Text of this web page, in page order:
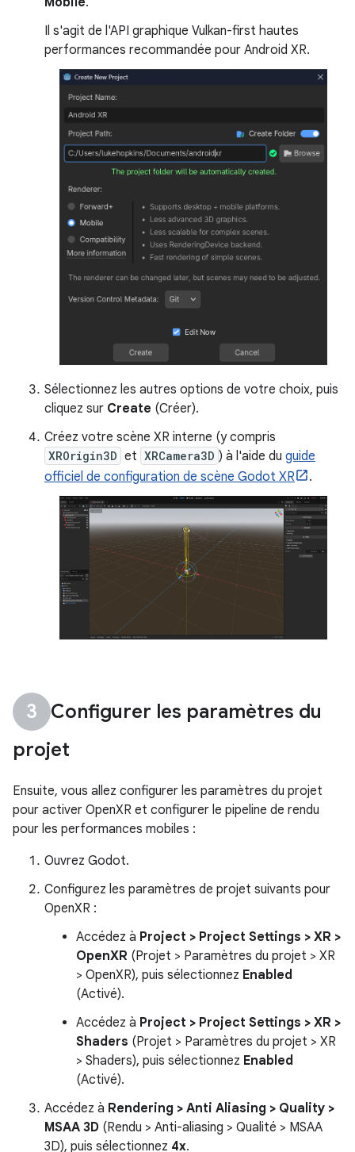
Il s'agit de l'API graphique Vulkan-first hautes
performances recommandée pour Android XR.
Sélectionnez les autres options de votre choix, puis
cliquez sur Create (Créer).
Créez votre scène XR interne (y compris
XROrigin3D et XRCamera3D ) à l'aide du guide
officiel de configuration de scène Godot XR
.
Configurer les paramètres du
projet
Ensuite, vous allez configurer les paramètres du projet
pour activer OpenXR et configurer le pipeline de rendu
pour les performances mobiles :
Ouvrez Godot.
Configurez les paramètres de projet suivants pour
OpenXR :
Accédez à Project > Project Settings > XR >
OpenXR (Projet > Paramètres du projet > XR
> OpenXR), puis sélectionnez Enabled
(Activé).
Accédez à Project > Project Settings > XR >
Shaders (Projet > Paramètres du projet > XR
> Shaders), puis sélectionnez Enabled
(Activé).
Accédez à Rendering > Anti Aliasing > Quality >
MSAA 3D (Rendu > Anti-aliasing > Qualité > MSAA
3D), puis sélectionnez 4x.